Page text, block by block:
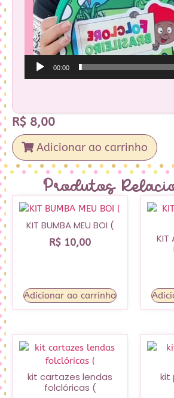
00:00
R$ 8,00
Adicionar ao carrinho
Produtos
KIT BUMBA MEU BOI (
R$ 10,00
Adicionar ao carrinho
KIT
kit cartazes lendas
folclóricas (
kit